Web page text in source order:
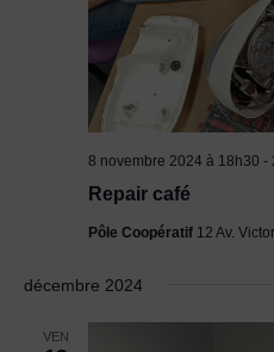
Repair café
8 novembre 2024 à 18h30 -
Pôle Coopératif 12 Av.
décembre 2024
VEN